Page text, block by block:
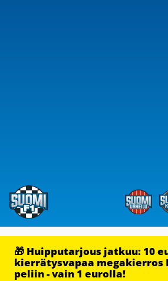
🎁 Huipputarjous jatkuu: 10
kierrätysvapaa megakierros
peliin - vain 1 eurolla!